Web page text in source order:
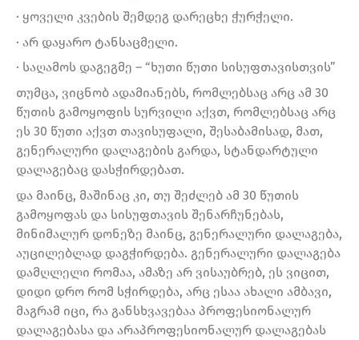
· ყოველი კვების შემდეგ დარეცხე ჭურჭელი.
· არ დაყარო ტანსაცმელი.
· საღამოს დაგეგმე – “ხუთი წუთი სისუფთავისთვის”
თუმცა, ვიცნობ ადამიანებს, რომლებსაც არც ამ 30
წუთის გამოყოფის სურვილი აქვთ, რომლებსაც არც
ეს 30 წუთი აქვთ თავისუფალი, შესაბამისად, მათ,
გენერალური დალაგების გარდა, სტანდარტული
დალაგებაც დასჭირდებათ.
და მაინც, მაშინაც კი, თუ შეძლებ ამ 30 წუთის
გამოყოფას და სისუფთავის შენარჩუნებას,
მინიმალურ დონეზე მაინც, გენერალური დალაგება,
აუცილებლად დაგჭირდება. გენერალური დალაგება
დამღლელი რომაა, ამაზე არ ვისაუბრებ, ეს ვიცით,
დიდი დრო რომ სჭირდება, არც ესაა ახალი ამბავი,
მაგრამ იცი, რა განსხვავებაა პროფესიონალურ
დალაგებასა და არაპროფესიონალურ დალაგებას